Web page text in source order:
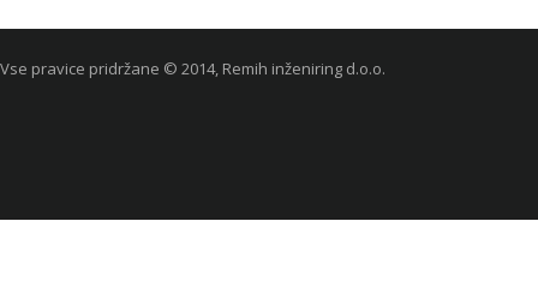
Vse pravice pridržane © 2014, Remih inženiring d.o.o.